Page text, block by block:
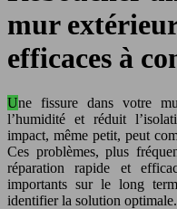
mur
efficaces à
Une fissure dans votre mur extérieur laisse passer l’air froid,
l’humidité et réduit
impact, même petit, peut
Ces problèmes, plus
réparation rapide et
importants sur le long
identifier la solution optimale.